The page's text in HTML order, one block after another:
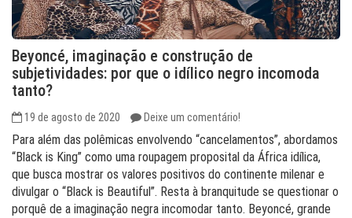
Beyoncé, imaginação e construção de
subjetividades: por que o idílico negro incomoda
tanto?
19 de agosto de 2020 Deixe um comentário!
Para além das polêmicas envolvendo “cancelamentos”, abordamos
“Black is King” como uma roupagem proposital da África idílica,
que busca mostrar os valores positivos do continente milenar e
divulgar o “Black is Beautiful”. Resta à branquitude se questionar o
porquê de a imaginação negra incomodar tanto. Beyoncé, grande